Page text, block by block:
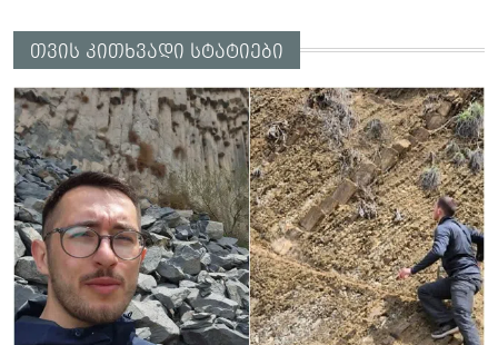
თვის კითხვადი სტატიები